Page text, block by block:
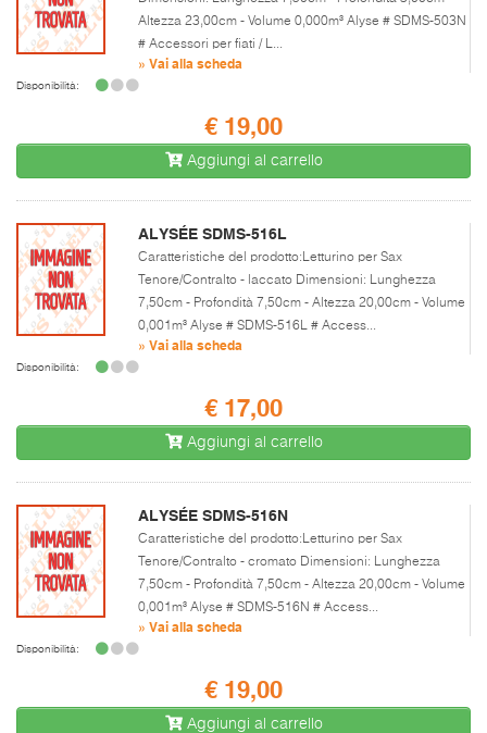
Altezza 23,00cm - Volume 0,000m³ Alyse # SDMS-503N
# Accessori per fiati / L...
» Vai alla scheda
Disponibilità:
€ 19,00
Aggiungi al carrello
ALYSÉE SDMS-516L
Caratteristiche del prodotto:Letturino per Sax
Tenore/Contralto - laccato Dimensioni: Lunghezza
7,50cm - Profondità 7,50cm - Altezza 20,00cm - Volume
0,001m³ Alyse # SDMS-516L # Access...
» Vai alla scheda
Disponibilità:
€ 17,00
Aggiungi al carrello
ALYSÉE SDMS-516N
Caratteristiche del prodotto:Letturino per Sax
Tenore/Contralto - cromato Dimensioni: Lunghezza
7,50cm - Profondità 7,50cm - Altezza 20,00cm - Volume
0,001m³ Alyse # SDMS-516N # Access...
» Vai alla scheda
Disponibilità:
€ 19,00
Aggiungi al carrello